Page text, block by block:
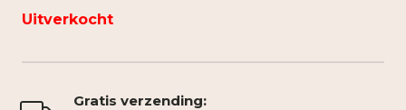
Uitverkocht
Gratis verzending: